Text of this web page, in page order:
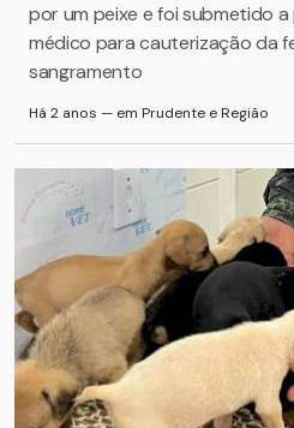
por um peixe e foi submetido
médico para cauterização da
sangramento
Há 2 anos — em Prudente e Região